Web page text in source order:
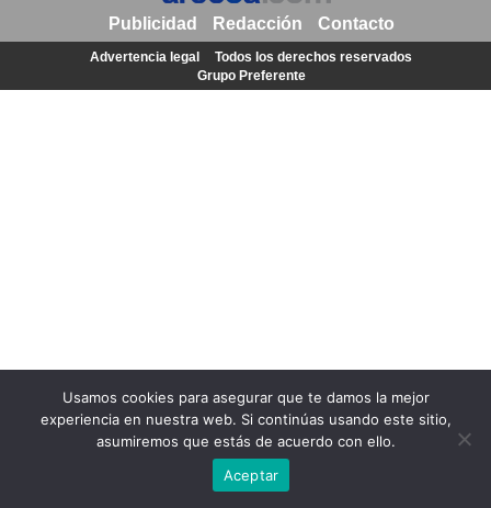
Usamos cookies para asegurar que te damos la mejor
experiencia en nuestra web. Si continúas usando este sitio,
asumiremos que estás de acuerdo con ello.
Aceptar
Publicidad Redacción Contacto
Advertencia legal
Todos los derechos reservados
Grupo Preferente